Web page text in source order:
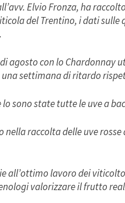
Elvio Fronza, ha
del Trentino, i dati sulle
agosto con lo Chardonnay
una settimana di ritardo
sono state tutte le uve a
nella raccolta delle uve
all’ottimo lavoro dei
valorizzare il frutto